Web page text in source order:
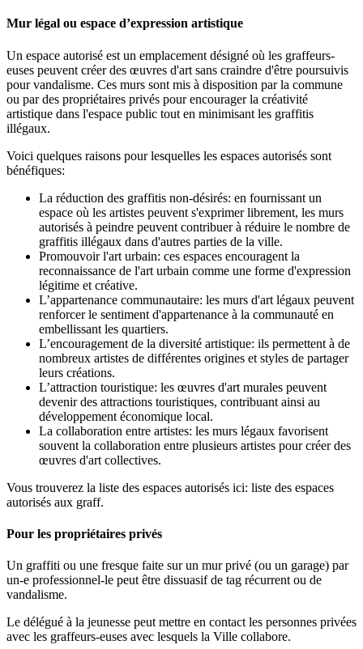
Mur légal ou espace d’expression artistique
Un espace autorisé est un emplacement désigné où les graffeurs-
euses peuvent créer des œuvres d'art sans craindre d'être poursuivis
pour vandalisme. Ces murs sont mis à disposition par la commune
ou par des propriétaires privés pour encourager la créativité
artistique dans l'espace public tout en minimisant les graffitis
illégaux.
Voici quelques raisons pour lesquelles les espaces autorisés sont
bénéfiques:
La réduction des graffitis non-désirés: en fournissant un
espace où les artistes peuvent s'exprimer librement, les murs
autorisés à peindre peuvent contribuer à réduire le nombre de
graffitis illégaux dans d'autres parties de la ville.
Promouvoir l'art urbain: ces espaces encouragent la
reconnaissance de l'art urbain comme une forme d'expression
légitime et créative.
L’appartenance communautaire: les murs d'art légaux peuvent
renforcer le sentiment d'appartenance à la communauté en
embellissant les quartiers.
L’encouragement de la diversité artistique: ils permettent à de
nombreux artistes de différentes origines et styles de partager
leurs créations.
L’attraction touristique: les œuvres d'art murales peuvent
devenir des attractions touristiques, contribuant ainsi au
développement économique local.
La collaboration entre artistes: les murs légaux favorisent
souvent la collaboration entre plusieurs artistes pour créer des
œuvres d'art collectives.
Vous trouverez la liste des espaces autorisés ici: liste des espaces
autorisés aux graff.
Pour les propriétaires privés
Un graffiti ou une fresque faite sur un mur privé (ou un garage) par
un-e professionnel-le peut être dissuasif de tag récurrent ou de
vandalisme.
Le délégué à la jeunesse peut mettre en contact les personnes privées
avec les graffeurs-euses avec lesquels la Ville collabore.